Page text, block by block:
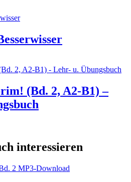
(Bd. 2, A2-B1) –
interessieren